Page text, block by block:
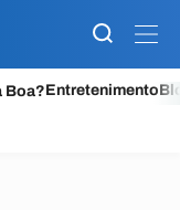
Boa?Entretenimento